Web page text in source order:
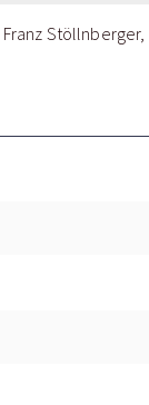
Franz Stöllnberger